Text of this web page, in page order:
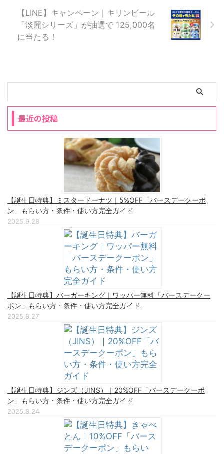
【LINE】キャンペーン｜キリンビール
「淡麗シリーズ」が抽選で 125,000名
に当たる！
最近の投稿
【誕生日特典】ミスタードーナツ｜5%OFF「バースデークーポ
ン」もらい方・条件・使い方完全ガイド
2025.9.28
【誕生日特典】バーガーキング｜ワッパー無料「バースデークー
ポン」もらい方・条件・使い方完全ガイド
2025.8.27
【誕生日特典】ジンズ（JINS）｜20%OFF「バースデークーポ
ン」もらい方・条件・使い方完全ガイド
2025.8.24